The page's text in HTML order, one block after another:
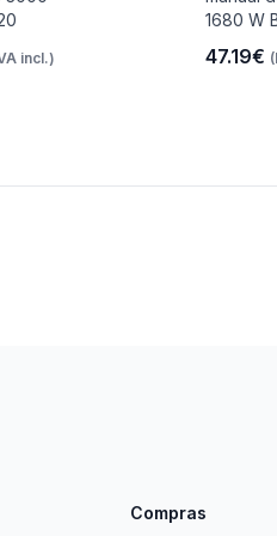
incl.)
1680 W
47.19€
Compras